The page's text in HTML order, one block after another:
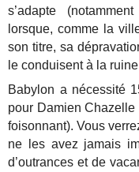
s’adapte
lorsque, comme la
son titre, sa
le conduisent à la
Babylon a nécessité
pour Damien Chazelle
foisonnant). Vous
ne les avez jamais
d’outrances et de